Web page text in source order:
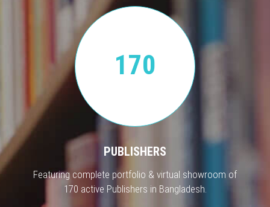
170
PUBLISHERS
Featuring complete portfolio & virtual showroom of
170 active Publishers in Bangladesh.